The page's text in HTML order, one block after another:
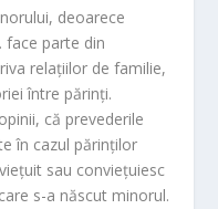
deoarece
face parte din
relaţiilor de familie,
între părinţi.
că prevederile
în cazul părinţilor
sau convieţuiesc
s-a născut minorul.